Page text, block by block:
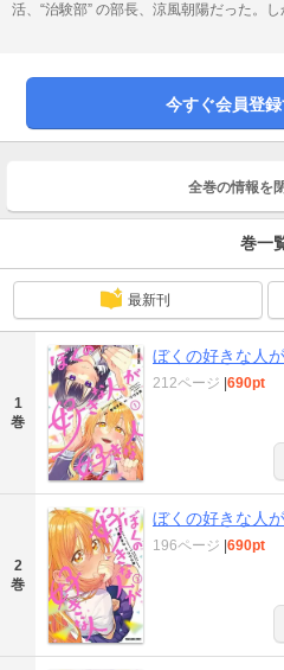
活、“治験部” の部長、涼風朝陽だった。
に出逢った少年に片想いをしていて……
今すぐ会員登
全巻の情報を
巻一
最新刊
1
巻
ぼくの好きな人
212ページ 690pt
2
巻
ぼくの好きな人
196ページ 690pt